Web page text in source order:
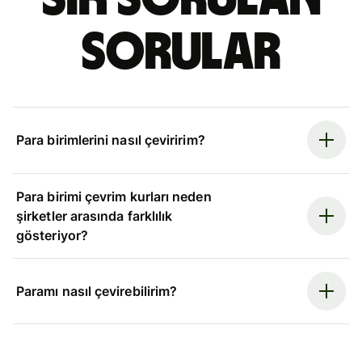
sorular
Para birimlerini nasıl çeviririm?
Para birimi çevrim kurları neden
şirketler arasında farklılık
gösteriyor?
Paramı nasıl çevirebilirim?